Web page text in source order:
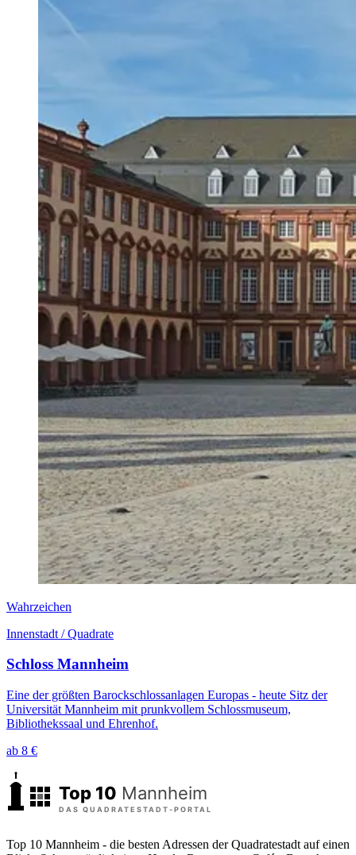
Wahrzeichen
Innenstadt / Quadrate
Schloss Mannheim
Eine der größten Barockschlossanlagen Europas - heute Sitz der
Universität Mannheim mit prunkvollem Schlossmuseum,
Bibliothekssaal und Ehrenhof.
ab 8 €
Top 10 Mannheim - die besten Adressen der Quadratestadt auf einen